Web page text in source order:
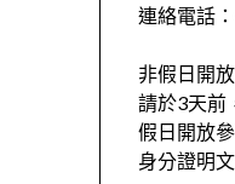
連絡電話
非假日開
請於3天前
假日開放
身分證明